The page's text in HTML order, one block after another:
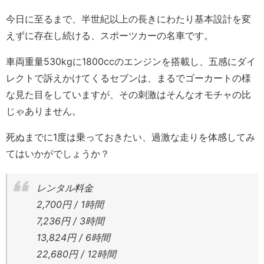
今日に至るまで、半世紀以上の長きにわたり基本設計を変
えずに存在し続ける、スポーツカーの名車です。
車両重量530kgに1800ccのエンジンを搭載し、五感にダイ
レクトで訴えかけてくるセブンは、まるでゴーカートの様
な見た目をしていますが、その刺激はそんなオモチャの比
じゃありません。
死ぬまでに1度は乗っておきたい、過激な走りを体感してみ
てはいかがでしょうか？
レンタル料金
2,700円 / 1時間
7,236円 / 3時間
13,824円 / 6時間
22,680円 / 12時間